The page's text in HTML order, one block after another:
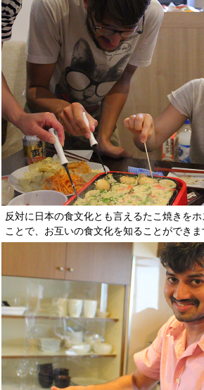
反対に日本の食文化とも言えるたこ焼きを
ことで、お互いの食文化を知ることができま